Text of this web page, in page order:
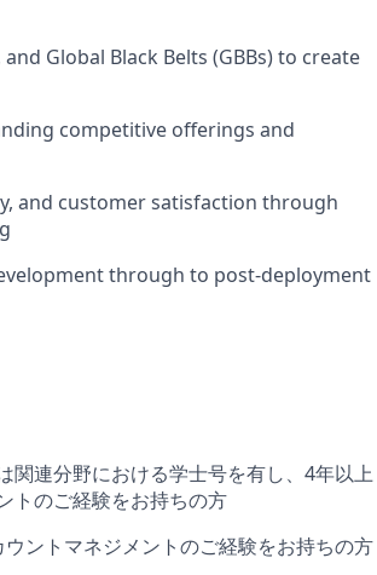
Global Black Belts (GBBs) to create
competitive offerings and
and customer satisfaction through
through to post-deployment
連分野における学士号を有し、 4年以上
トのご経験をお持ちの方
ントマネジメントのご経験をお持ちの方